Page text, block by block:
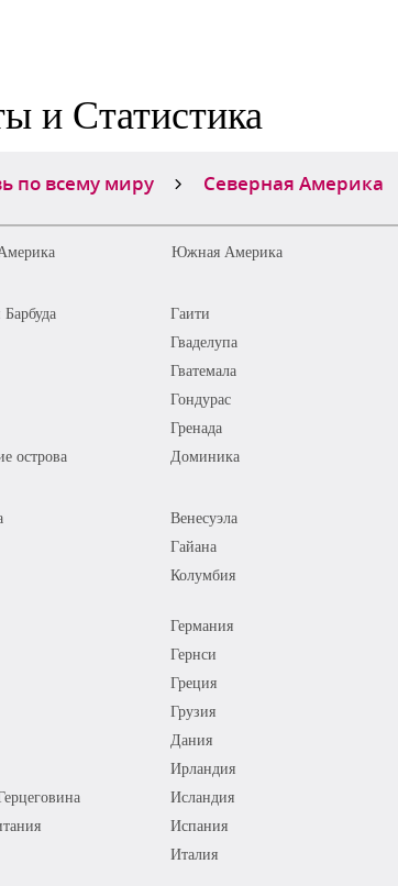
и Статистика
по всему миру Северная Америка
Южная Америка
острова
Гаити
Гваделупа
Гватемала
Гондурас
Гренада
Доминика
Венесуэла
Гайана
Колумбия
Германия
Гернси
Греция
Грузия
Дания
Ирландия
Исландия
Испания
Италия